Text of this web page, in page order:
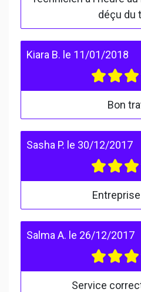
déçu du
Kiara B. le 11/01/2018
Bon
Sasha P. le 30/12/2017
Salma A. le 26/12/2017
Service